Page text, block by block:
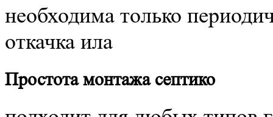
необходима только
откачка ила
Простота монтажа септико